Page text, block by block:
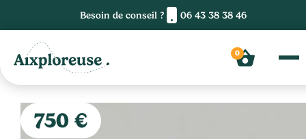
Besoin de conseil ? 06 43 38 38 46
0
Réserver
750 €